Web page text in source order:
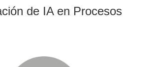
de IA en Procesos